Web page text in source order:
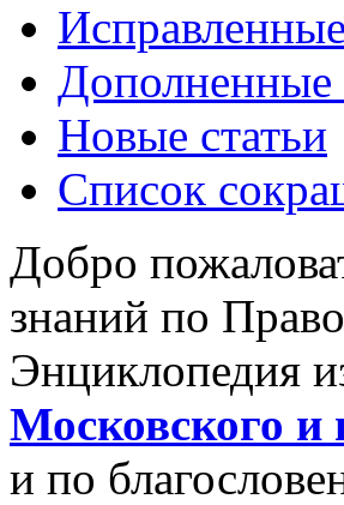
Дополненные
Новые статьи
Список
Добро
знаний по
Энциклопедия
Московского и
и по